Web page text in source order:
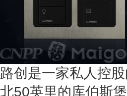
路创是一家私人控
北50英里的库伯斯